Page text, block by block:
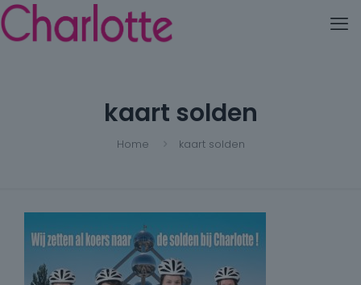
kaart solden
Home kaart solden